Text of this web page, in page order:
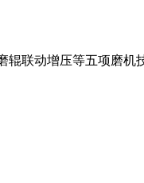
联动增压等五项磨机